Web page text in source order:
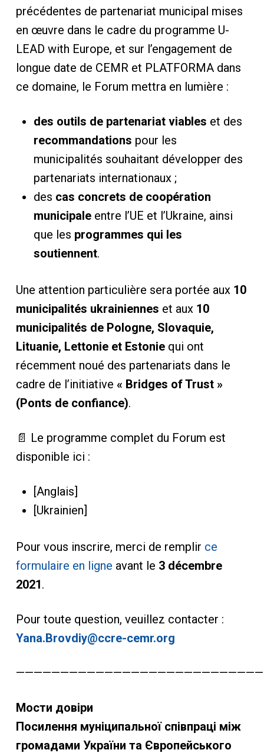
précédentes de partenariat municipal mises
en œuvre dans le cadre du programme U-
LEAD with Europe, et sur l’engagement de
longue date de CEMR et PLATFORMA dans
ce domaine, le Forum mettra en lumière :
des outils de partenariat viables et des
recommandations pour les
municipalités souhaitant développer des
partenariats internationaux ;
des cas concrets de coopération
municipaleentre l’UE et l’Ukraine, ainsi
que les programmes qui les
soutiennent.
Une attention particulière sera portée aux 10
municipalités ukrainiennes et aux 10
municipalités de Pologne, Slovaquie,
Lituanie, Lettonie et Estoniequi ont
récemment noué des partenariats dans le
cadre de l’initiative « Bridges of Trust »
(Ponts de confiance).
📄 Le programme complet du Forum est
disponible ici :
[Anglais]
[Ukrainien]
Pour vous inscrire, merci de remplir ce
formulaire en ligne avant le 3 décembre
2021.
Pour toute question, veuillez contacter :
Yana.Brovdiy@ccre-cemr.org
Мости довіри
Посилення муніципальної співпраці між
громадами України та Європейського